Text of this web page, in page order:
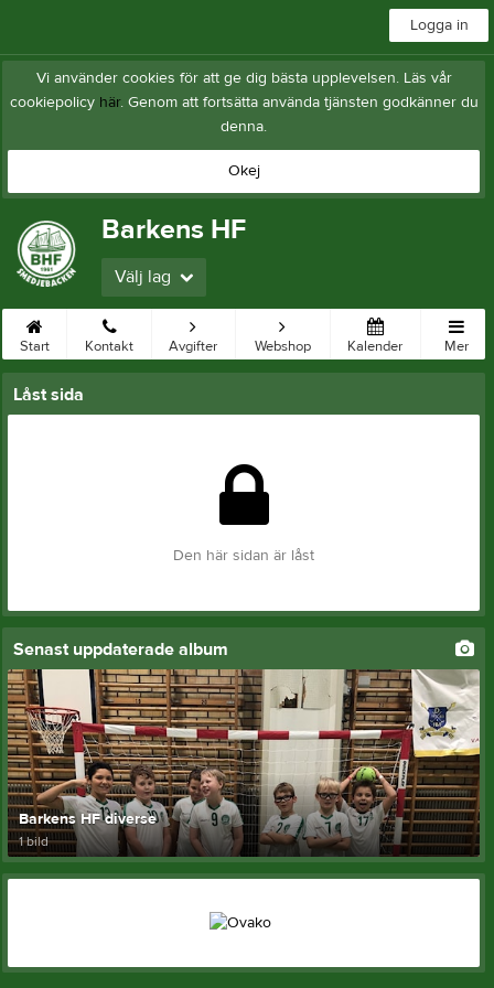
Logga in
Vi använder cookies för att ge dig bästa upplevelsen. Läs vår
cookiepolicy här. Genom att fortsätta använda tjänsten godkänner du
denna.
Okej
Barkens HF
Välj lag
Start Kontakt Avgifter Webshop Kalender Mer
Låst sida
Den här sidan är låst
Senast uppdaterade album
Barkens HF diverse
1 bild